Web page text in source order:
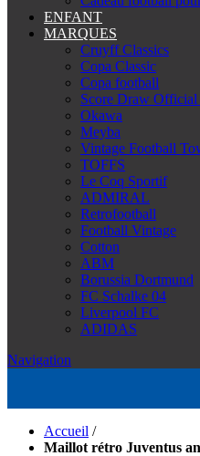
ENFANT
MARQUES
Cruyff Classics
Copa Classic
Copa football
Score Draw Official
Okawa
Meyba
Vintage Football
TOFFS
Le Coq Sportif
ADMIRAL
Retrofootball
Football Vintage
Cotton
ABM
Borussia Dortmund
FC Schalke 04
Liverpool FC
ADIDAS
Navigation
Accueil /
Maillot rétro Juventus